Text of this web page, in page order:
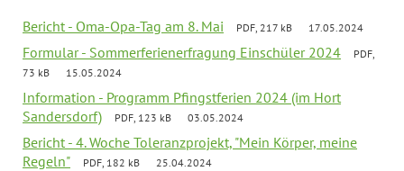
Bericht - Oma-Opa-Tag am 8. Mai PDF, 217 kB 17.05.2024
Formular - Sommerferienerfragung Einschüler 2024
PDF,
73 kB
15.05.2024
Information - Programm Pfingstferien 2024 (im Hort
Sandersdorf)
PDF, 123 kB 03.05.2024
Bericht - 4. Woche Toleranzprojekt, "Mein Körper, meine
Regeln"
PDF, 182 kB 25.04.2024